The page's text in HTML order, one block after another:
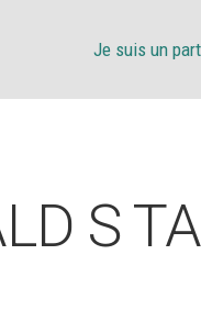
Je suis un
S